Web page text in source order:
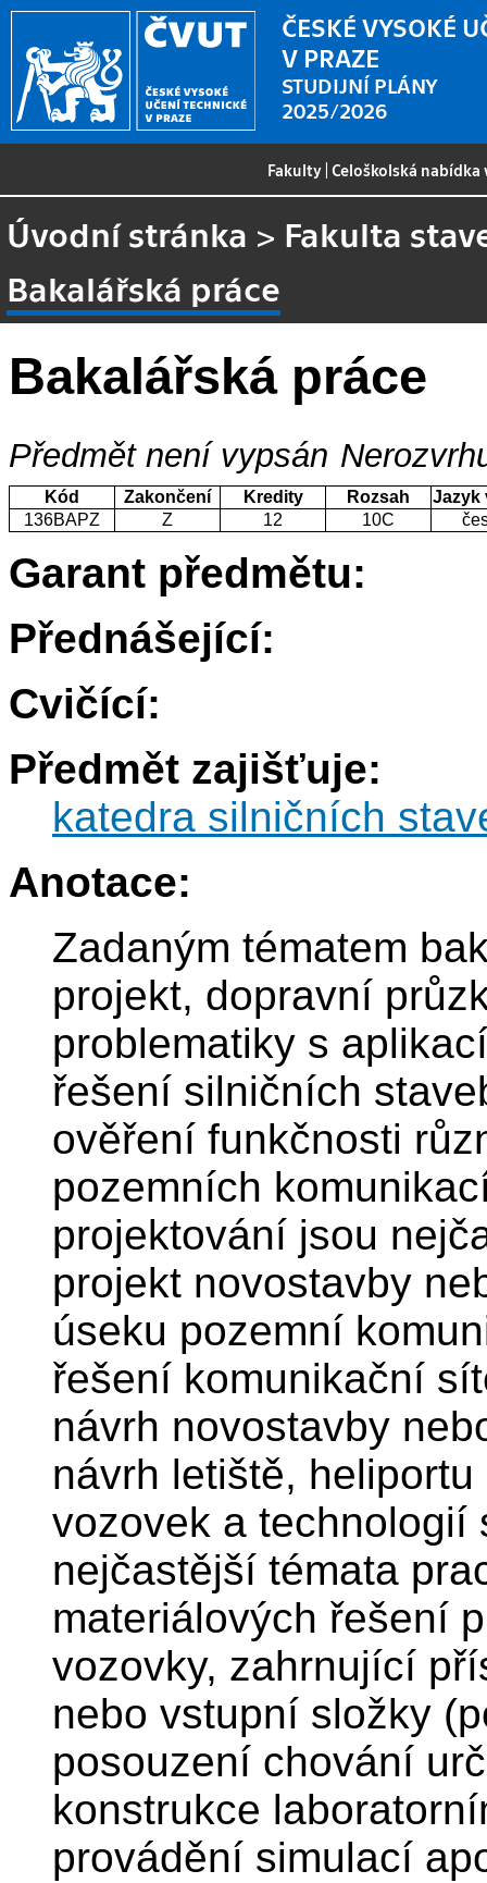
ČESKÉ VYSOKÉ
V PRAZE
STUDIJNÍ PLÁNY
2025/2026
Fakulty |Celoškolská
Úvodní stránka > Fakulta
Bakalářská práce
Bakalářská práce
Předmět není vypsán
Kód Zakončení Kredity Rozsah
Jazyk
136BAPZ
Z 12 10C
Garant předmětu:
Přednášející:
Cvičící:
Předmět zajišťuje:
katedra silničních
Anotace:
Zadaným tématem
projekt, dopravní
problematiky s
řešení silničních
ověření funkčnosti
pozemních
projektování jsou
projekt novostavby
úseku pozemní
řešení komunikační
návrh novostavby
návrh letiště,
vozovek a technologií
nejčastější témata
materiálových řešení
vozovky, zahrnující
nebo vstupní složky
posouzení chování
konstrukce
provádění simulací